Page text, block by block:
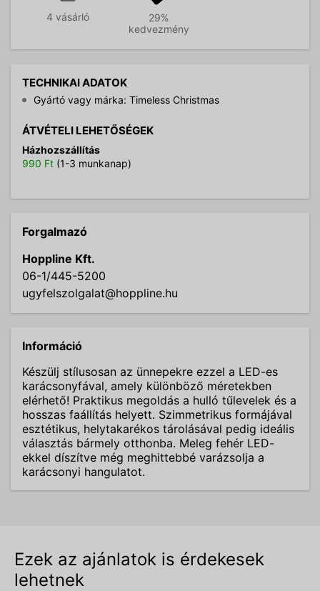
4 vásárló
29%
kedvezmény
TECHNIKAI ADATOK
Gyártó vagy márka: Timeless Christmas
ÁTVÉTELI LEHETŐSÉGEK
Házhozszállítás
990 Ft (1-3 munkanap)
Forgalmazó
Hoppline Kft.
06-1/445-5200
ugyfelszolgalat@hoppline.hu
Információ
Készülj stílusosan az ünnepekre ezzel a LED-es
karácsonyfával, amely különböző méretekben
elérhető! Praktikus megoldás a hulló tűlevelek és a
hosszas faállítás helyett. Szimmetrikus formájával
esztétikus, helytakarékos tárolásával pedig ideális
választás bármely otthonba. Meleg fehér LED-
ekkel díszítve még meghittebbé varázsolja a
karácsonyi hangulatot.
Ezek az ajánlatok is érdekesek
lehetnek